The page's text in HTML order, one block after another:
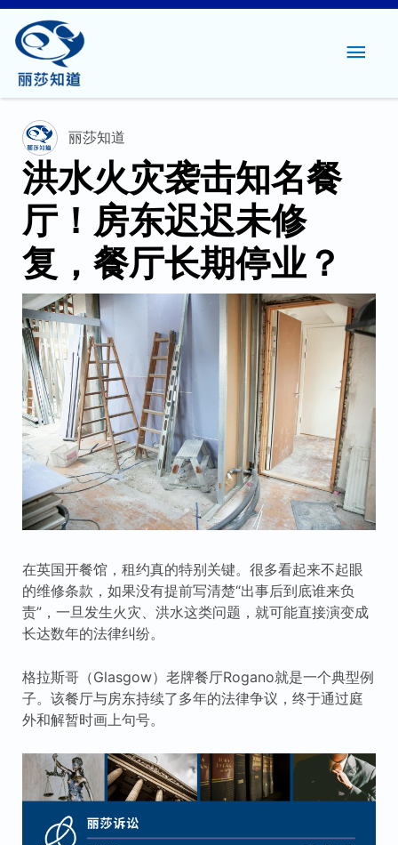
主
菜
丽莎知道
洪水火灾袭击知名餐
厅！房东迟迟未修
复，餐厅长期停业？
在英国开餐馆，租约真的特别关键。很多看起来不起眼
的维修条款，如果没有提前写清楚“出事后到底谁来负
责”，一旦发生火灾、洪水这类问题，就可能直接演变成
长达数年的法律纠纷。
格拉斯哥（Glasgow）老牌餐厅Rogano就是一个典型例
子。该餐厅与房东持续了多年的法律争议，终于通过庭
外和解暂时画上句号。